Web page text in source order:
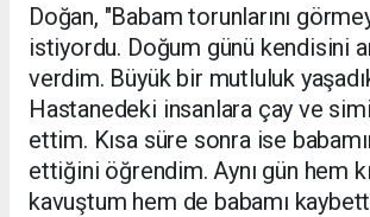
Doğan, "Babam torunlarını
istiyordu. Doğum günü kendisini
verdim. Büyük bir mutluluk
Hastanedeki insanlara çay ve
ettim. Kısa süre sonra ise
ettiğini öğrendim. Aynı gün hem
kavuştum hem de babamı